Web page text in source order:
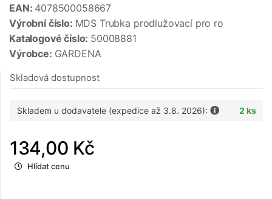
EAN: 4078500058667
Výrobní číslo: MDS Trubka prodlužovací pro ro
Katalogové číslo: 50008881
Výrobce: GARDENA
Skladová dostupnost
Skladem u dodavatele (expedice až 3.8. 2026): 2 ks
134,00 Kč
Hlídat cenu